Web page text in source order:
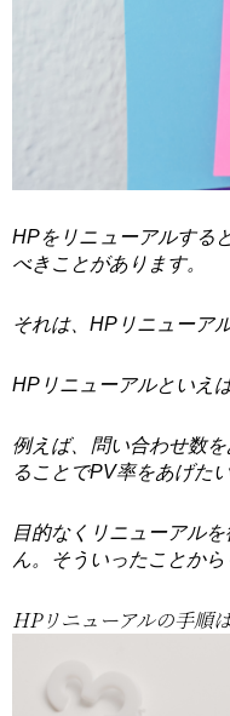
HPをリニューアルする
べきことがあります。
それは、HPリニューア
HPリニューアルといえ
例えば、問い合わせ数
ることでPV率をあげた
目的なくリニューアル
ん。そういったことか
HPリニューアルの手順